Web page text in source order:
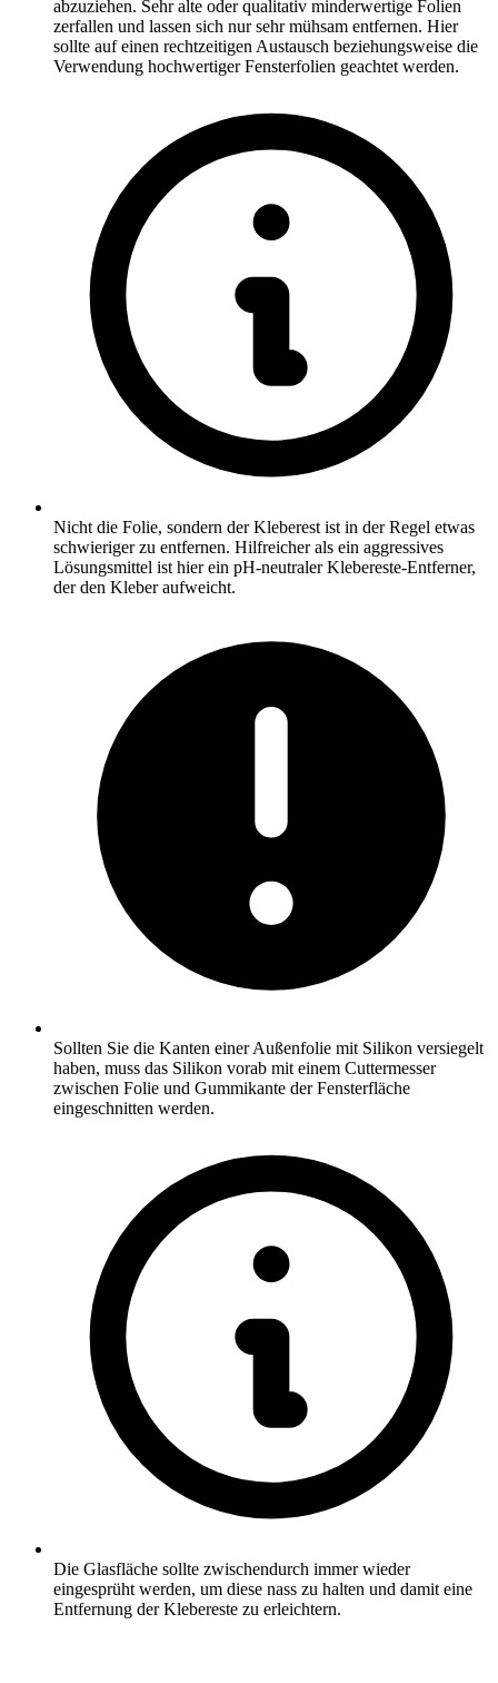
abzuziehen. Sehr alte oder qualitativ minderwertige Folien
zerfallen und lassen sich nur sehr mühsam entfernen. Hier
sollte auf einen rechtzeitigen Austausch beziehungsweise die
Verwendung hochwertiger Fensterfolien geachtet werden.
Nicht die Folie, sondern der Kleberest ist in der Regel etwas
schwieriger zu entfernen. Hilfreicher als ein aggressives
Lösungsmittel ist hier ein pH-neutraler Klebereste-Entferner,
der den Kleber aufweicht.
Sollten Sie die Kanten einer Außenfolie mit Silikon versiegelt
haben, muss das Silikon vorab mit einem Cuttermesser
zwischen Folie und Gummikante der Fensterfläche
eingeschnitten werden.
Die Glasfläche sollte zwischendurch immer wieder
eingesprüht werden, um diese nass zu halten und damit eine
Entfernung der Klebereste zu erleichtern.